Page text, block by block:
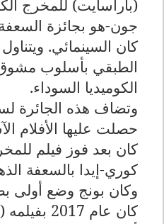
(باراسايت) للمخرج
جون-هو بجائزة
كان السينمائي.
الطبقي بأسلوب
الكوميديا السوداء.
وتضاف هذه الجائرة
حصلت عليها الأفلام
كان بعد فوز فيلم
كوري-إيدا بالسعفة
وكان بونج وضع أولى
كان عام